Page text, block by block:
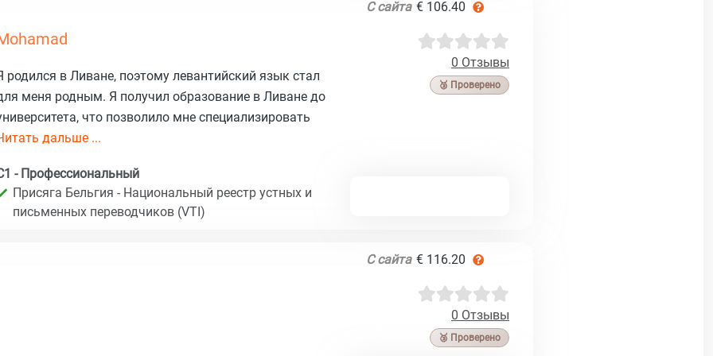
С сайта € 106.40
0 Отзывы
🥉 Проверено
родился в Ливане, поэтому левантийский язык стал
меня родным. Я получил образование в Ливане до
что позволило мне специализировать
дальше ...
- Профессиональный
Присяга Бельгия - Национальный реестр устных и
письменных переводчиков (VTI)
С сайта € 116.20
0 Отзывы
🥉 Проверено